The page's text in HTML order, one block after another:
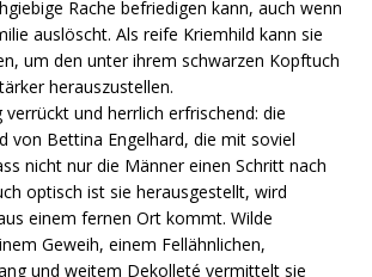
Rache befriedigen kann, auch wenn
auslöscht. Als reife Kriemhild kann sie
um den unter ihrem schwarzen Kopftuch
herauszustellen.
und herrlich erfrischend: die
von Bettina Engelhard, die mit soviel
nicht nur die Männer einen Schritt nach
optisch ist sie herausgestellt, wird
einem fernen Ort kommt. Wilde
Geweih, einem Fellähnlichen,
und weitem Dekolleté vermittelt sie